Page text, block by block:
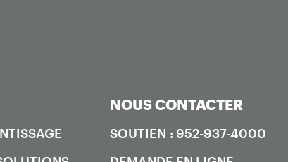
NOUS CONTACTER
SOUTIEN : 952-937-4000